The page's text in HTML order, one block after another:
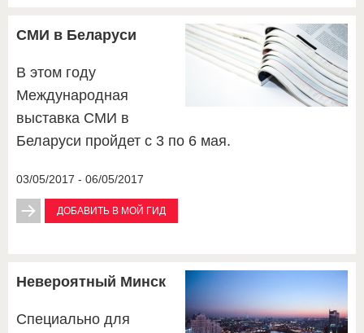
СМИ в Беларуси
В этом году
Международная
выставка СМИ в
Беларуси пройдет с 3 по 6 мая.
03/05/2017 - 06/05/2017
ДОБАВИТЬ В МОЙ ГИД
Невероятный Минск
Специально для